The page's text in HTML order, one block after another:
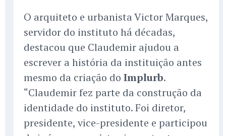
O arquiteto e urbanista Victor Marques,
servidor do instituto há décadas,
destacou que Claudemir ajudou a
escrever a história da instituição antes
mesmo da criação do Implurb.
“Claudemir fez parte da construção da
identidade do instituto. Foi diretor,
presidente, vice-presidente e participou